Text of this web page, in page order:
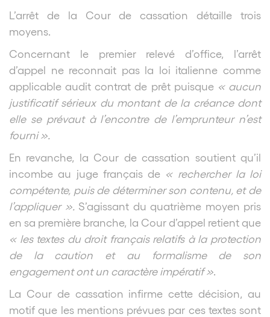
L’arrêt de la Cour de cassation détaille trois
moyens.
Concernant le premier relevé d’office, l’arrêt
d’appel ne reconnait pas la loi italienne comme
applicable audit contrat de prêt puisque « aucun
justificatif sérieux du montant de la créance dont
elle se prévaut à l’encontre de l’emprunteur n’est
fourni ».
En revanche, la Cour de cassation soutient qu’il
incombe au juge français de « rechercher la loi
compétente, puis de déterminer son contenu, et de
l’appliquer ». S’agissant du quatrième moyen pris
en sa première branche, la Cour d’appel retient que
« les textes du droit français relatifs à la protection
de la caution et au formalisme de son
engagement ont un caractère impératif ».
La Cour de cassation infirme cette décision, au
motif que les mentions prévues par ces textes sont